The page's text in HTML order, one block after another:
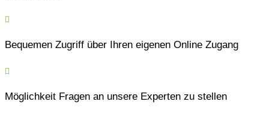

Bequemen Zugriff über Ihren eigenen Online Zugang

Möglichkeit Fragen an unsere Experten zu stellen